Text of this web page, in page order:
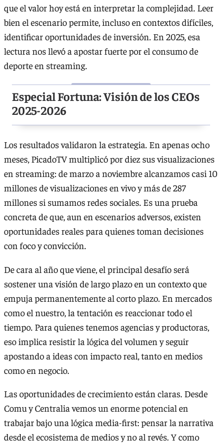
que el valor hoy está en interpretar la complejidad. Leer
bien el escenario permite, incluso en contextos difíciles,
identificar oportunidades de inversión. En 2025, esa
lectura nos llevó a apostar fuerte por el consumo de
deporte en streaming.
Especial Fortuna: Visión de los CEOs
2025-2026
Los resultados validaron la estrategia. En apenas ocho
meses, PicadoTV multiplicó por diez sus visualizaciones
en streaming: de marzo a noviembre alcanzamos casi 10
millones de visualizaciones en vivo y más de 287
millones si sumamos redes sociales. Es una prueba
concreta de que, aun en escenarios adversos, existen
oportunidades reales para quienes toman decisiones
con foco y convicción.
De cara al año que viene, el principal desafío será
sostener una visión de largo plazo en un contexto que
empuja permanentemente al corto plazo. En mercados
como el nuestro, la tentación es reaccionar todo el
tiempo. Para quienes tenemos agencias y productoras,
eso implica resistir la lógica del volumen y seguir
apostando a ideas con impacto real, tanto en medios
como en negocio.
Las oportunidades de crecimiento están claras. Desde
Comu y Centralia vemos un enorme potencial en
trabajar bajo una lógica media-first: pensar la narrativa
desde el ecosistema de medios y no al revés. Y como